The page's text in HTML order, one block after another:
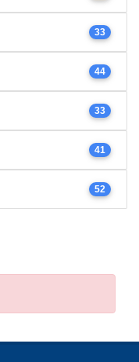
33
44
33
41
52